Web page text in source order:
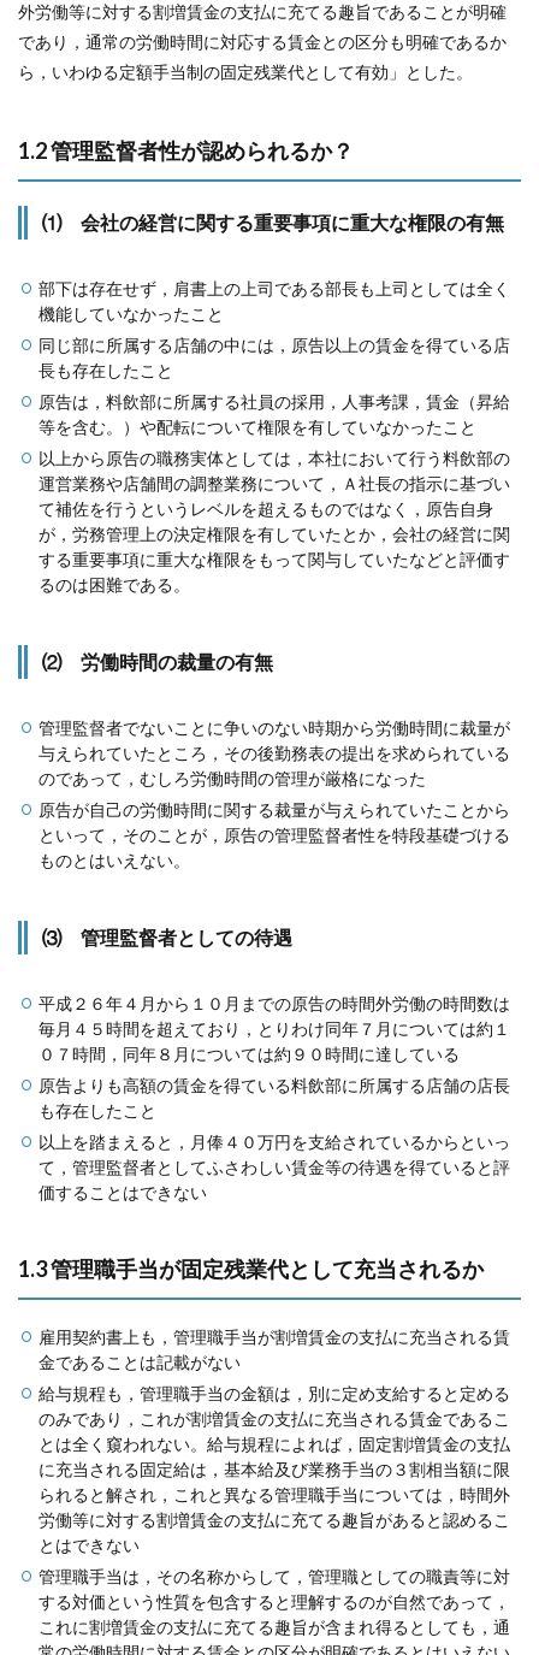
外労働等に対する割増賃金の支払に充てる趣旨であることが明確
であり，通常の労働時間に対応する賃金との区分も明確であるか
ら，いわゆる定額手当制の固定残業代として有効」とした。
1.2 管理監督者性が認められるか？
⑴ 会社の経営に関する重要事項に重大な権限の有無
部下は存在せず，肩書上の上司である部長も上司としては全く
機能していなかったこと
同じ部に所属する店舗の中には，原告以上の賃金を得ている店
長も存在したこと
原告は，料飲部に所属する社員の採用，人事考課，賃金（昇給
等を含む。）や配転について権限を有していなかったこと
以上から原告の職務実体としては，本社において行う料飲部の
運営業務や店舗間の調整業務について，Ａ社長の指示に基づい
て補佐を行うというレベルを超えるものではなく，原告自身
が，労務管理上の決定権限を有していたとか，会社の経営に関
する重要事項に重大な権限をもって関与していたなどと評価す
るのは困難である。
⑵ 労働時間の裁量の有無
管理監督者でないことに争いのない時期から労働時間に裁量が
与えられていたところ，その後勤務表の提出を求められている
のであって，むしろ労働時間の管理が厳格になった
原告が自己の労働時間に関する裁量が与えられていたことから
といって，そのことが，原告の管理監督者性を特段基礎づける
ものとはいえない。
⑶ 管理監督者としての待遇
平成２６年４月から１０月までの原告の時間外労働の時間数は
毎月４５時間を超えており，とりわけ同年７月については約１
０７時間，同年８月については約９０時間に達している
原告よりも高額の賃金を得ている料飲部に所属する店舗の店長
も存在したこと
以上を踏まえると，月俸４０万円を支給されているからといっ
て，管理監督者としてふさわしい賃金等の待遇を得ていると評
価することはできない
1.3 管理職手当が固定残業代として充当されるか
雇用契約書上も，管理職手当が割増賃金の支払に充当される賃
金であることは記載がない
給与規程も，管理職手当の金額は，別に定め支給すると定める
のみであり，これが割増賃金の支払に充当される賃金であるこ
とは全く窺われない。給与規程によれば，固定割増賃金の支払
に充当される固定給は，基本給及び業務手当の３割相当額に限
られると解され，これと異なる管理職手当については，時間外
労働等に対する割増賃金の支払に充てる趣旨があると認めるこ
とはできない
管理職手当は，その名称からして，管理職としての職責等に対
する対価という性質を包含すると理解するのが自然であって，
これに割増賃金の支払に充てる趣旨が含まれ得るとしても，通